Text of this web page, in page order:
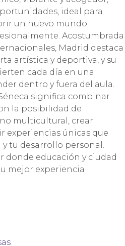
ideal para
un nuevo mundo
Acostumbrada
Madrid destaca
artística y deportiva, y su
cada día en una
dentro y fuera del aula.
significa combinar
la posibilidad de
multicultural, crear
experiencias únicas que
tu desarrollo personal.
donde educación y ciudad
mejor experiencia